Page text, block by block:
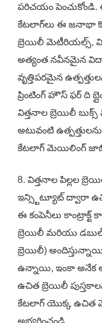
పరిచయం
కేటలాగ్‌లు ఈ జనాభా
బ్రెయిలీ మెటీరియల్స్,
అత్యంత నవీనమైన
వృత్తిపరమైన
ప్రింటింగ్ హౌస్ ఫర్ ది
విత్తనాల బ్రెయిలీ
అటువంటి
కేటలాగ్ మెయిలింగ్
8. విత్తనాల పిల్లల
ఇన్స్టిట్యూట్ ద్వారా
ఈ కంపెనీలు కాంట్రాక్ట్
బ్రెయిలీ మరియు డబుల్
బ్రెయిలీ)
ఉన్నాయి, ఇంకా అనేక
ఉచిత బ్రెయిలీ
కేటలాగ్ యొక్క ఉచిత
అభ్యర్థించండి.